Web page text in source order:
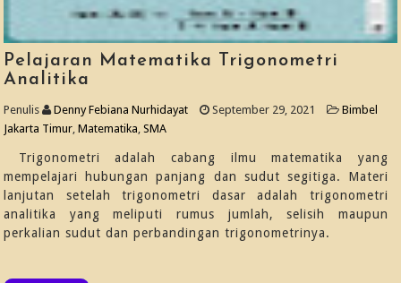
Pelajaran Matematika Trigonometri
Analitika
Penulis Denny Febiana Nurhidayat September 29, 2021
Bimbel
Jakarta Timur,Matematika,SMA
Trigonometri adalah cabang ilmu matematika yang
mempelajari hubungan panjang dan sudut segitiga. Materi
lanjutan setelah trigonometri dasar adalah trigonometri
analitika yang meliputi rumus jumlah, selisih maupun
perkalian sudut dan perbandingan trigonometrinya.